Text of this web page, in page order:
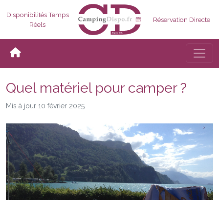
Disponibilités Temps
Réels
Réservation Directe
Quel matériel pour camper ?
Mis à jour 10 février 2025